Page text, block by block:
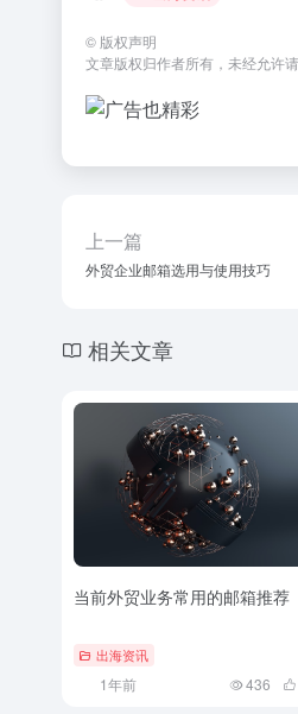
© 版权声明
文章版权归作者所有，未经允许请
上一篇
外贸企业邮箱选用与使用技巧
相关文章
当前外贸业务常用的邮箱推荐
出海资讯
1年前 436